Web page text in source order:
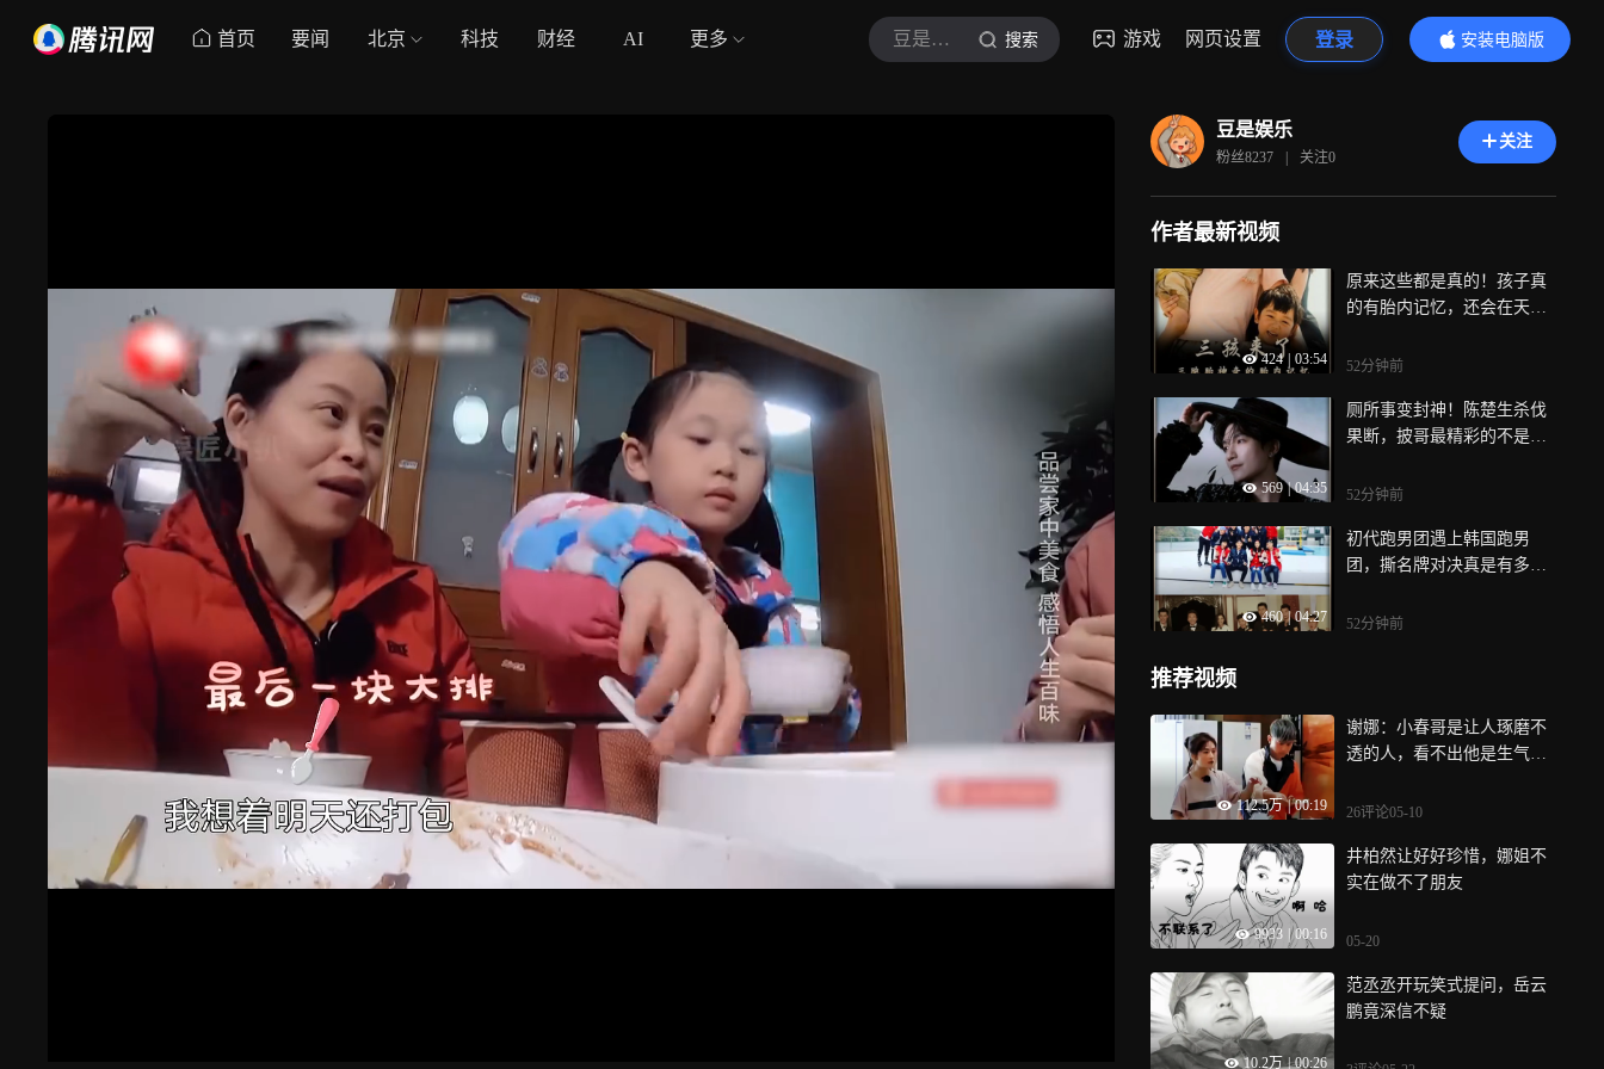
首页 要闻 北京 科技 财经 AI 更多 豆是娱乐 搜索 游戏 网页设置 登录
安装电脑版
内容更精彩
豆是娱乐
粉丝8237 | 关注0
关注
作者最新视频
424 03:54
原来这些都是真的！孩子真
的有胎内记忆，还会在天上
52分钟前
569 | 04:35
厕所事变封神！陈楚生杀伐
果断，披哥最精彩的不是舞
52分钟前
460 | 04:27
初代跑男团遇上韩国跑男
团，撕名牌对决真是有多激
52分钟前
推荐视频
112.5万 | 00:19
谢娜：小春哥是让人琢磨不
透的人，看不出他是生气还
阵嘲笑声
26评论05-10
9933 00:16
井柏然让好好珍惜，娜姐不
实在做不了朋友
05-20
10.2万 | 00:26
范丞丞开玩笑式提问，岳云
鹏竟深信不疑